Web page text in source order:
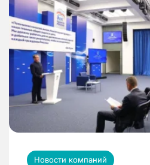
Новости компаний